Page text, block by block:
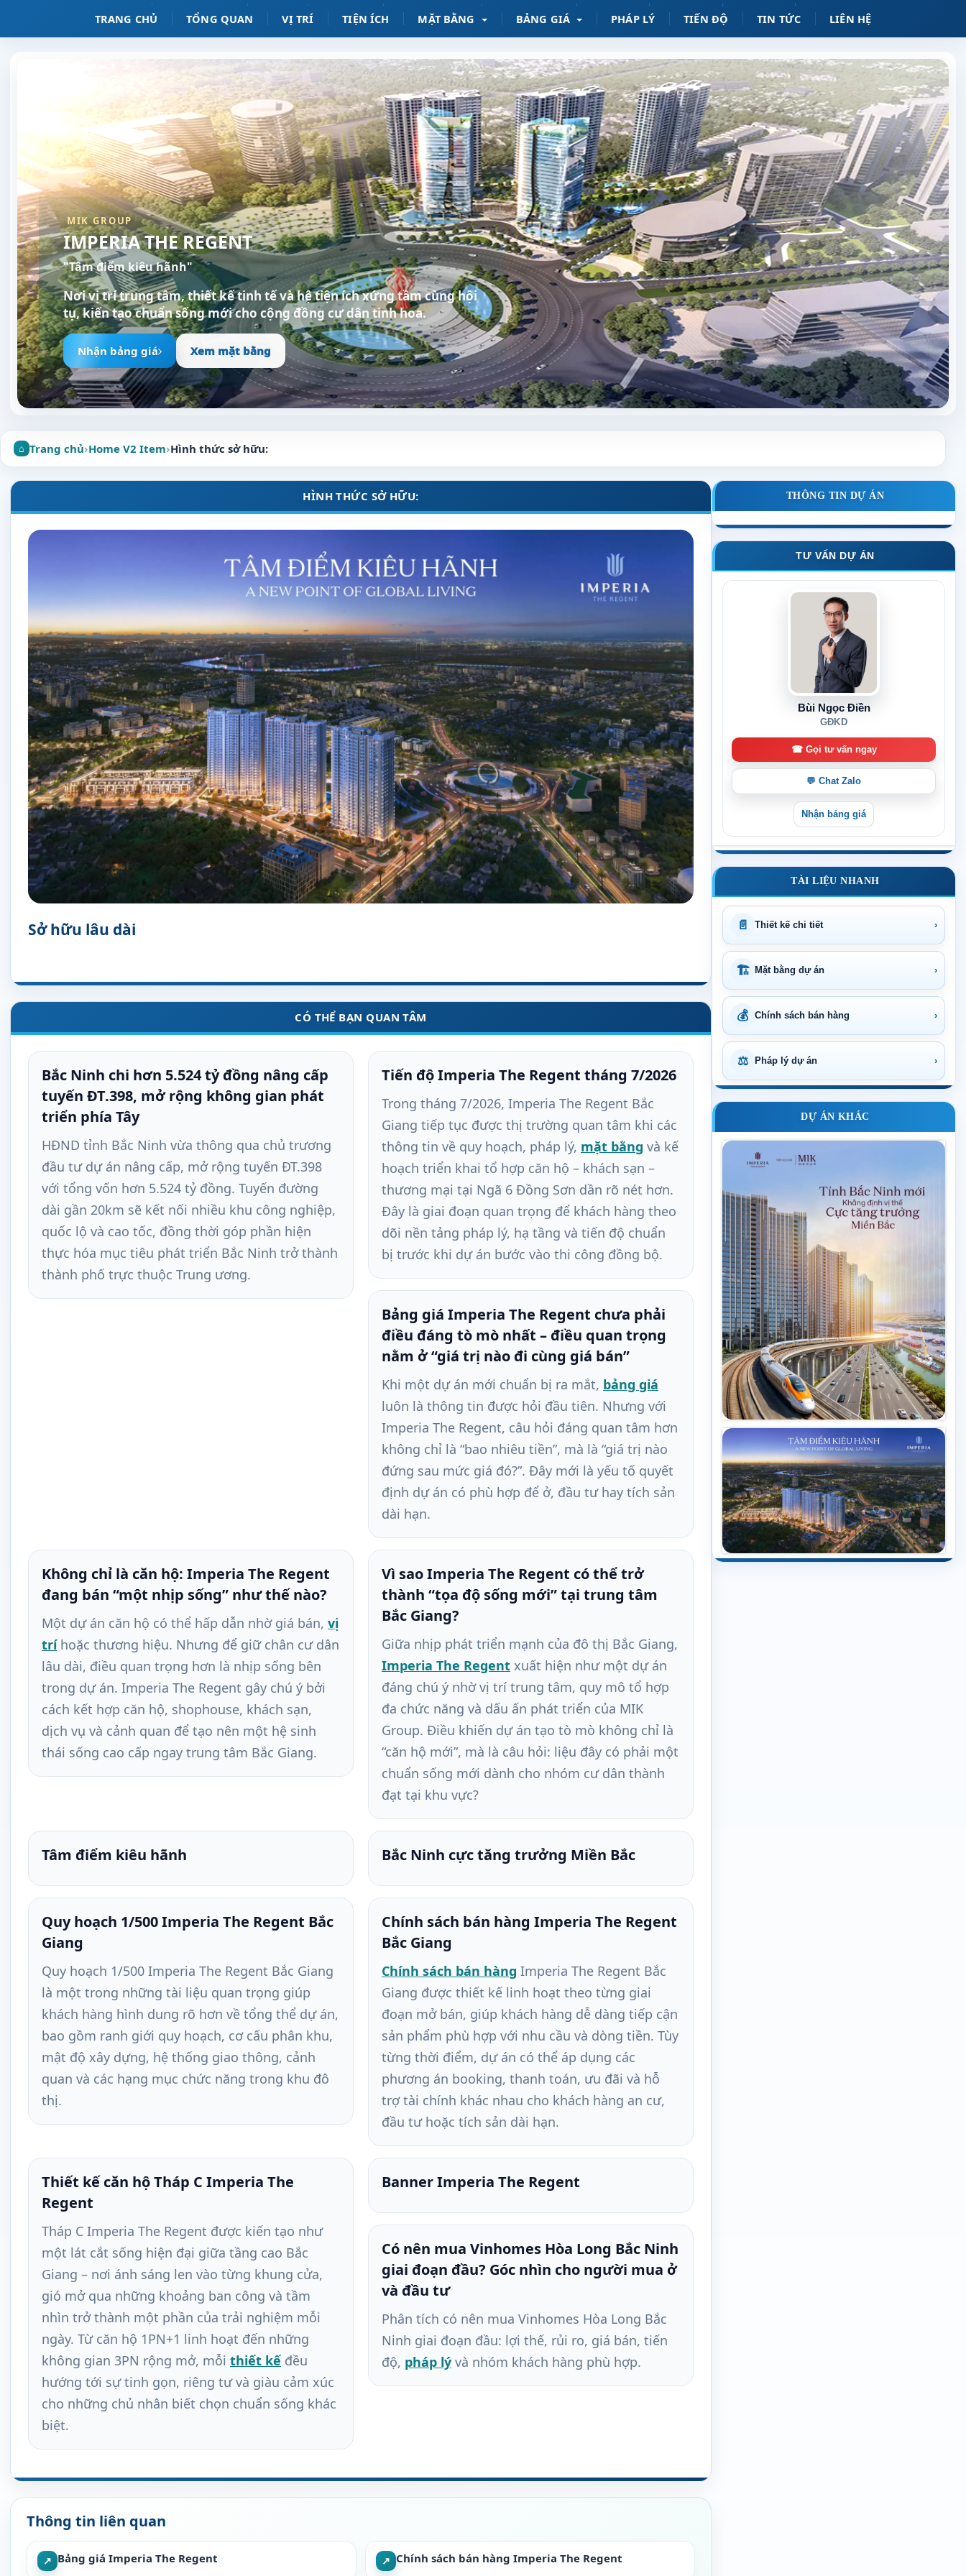
TRANG CHỦ TỔNG QUAN VỊ TRÍ TIỆN ÍCH MẶT BẰNG BẢNG GIÁ PHÁP LÝ TIẾN ĐỘ TIN TỨC LIÊN HỆ
MIK GROUP
IMPERIA THE REGENT
"Tâm điểm kiêu hãnh"
Nơi vị trí trung tâm, thiết kế tinh tế và hệ tiện ích xứng tầm cùng hội
tụ, kiến tạo chuẩn sống mới cho cộng đồng cư dân tinh hoa.
Nhận bảng giá Xem mặt bằng
Trang chủ›Home V2 Item›Hình thức sở hữu:
HÌNH THỨC SỞ HỮU:
Sở hữu lâu dài
CÓ THỂ BẠN QUAN TÂM
Bắc Ninh chi hơn 5.524 tỷ đồng nâng cấp
tuyến ĐT.398, mở rộng không gian phát
triển phía Tây
HĐND tỉnh Bắc Ninh vừa thông qua chủ trương
đầu tư dự án nâng cấp, mở rộng tuyến ĐT.398
với tổng vốn hơn 5.524 tỷ đồng. Tuyến đường
dài gần 20km sẽ kết nối nhiều khu công nghiệp,
quốc lộ và cao tốc, đồng thời góp phần hiện
thực hóa mục tiêu phát triển Bắc Ninh trở thành
thành phố trực thuộc Trung ương.
Tiến độ Imperia The Regent tháng 7/2026
Trong tháng 7/2026, Imperia The Regent Bắc
Giang tiếp tục được thị trường quan tâm khi các
thông tin về quy hoạch, pháp lý, mặt bằng và kế
hoạch triển khai tổ hợp căn hộ – khách sạn –
thương mại tại Ngã 6 Đồng Sơn dần rõ nét hơn.
Đây là giai đoạn quan trọng để khách hàng theo
dõi nền tảng pháp lý, hạ tầng và tiến độ chuẩn
bị trước khi dự án bước vào thi công đồng bộ.
Bảng giá Imperia The Regent chưa phải
điều đáng tò mò nhất – điều quan trọng
nằm ở “giá trị nào đi cùng giá bán”
Khi một dự án mới chuẩn bị ra mắt, bảng giá
luôn là thông tin được hỏi đầu tiên. Nhưng với
Imperia The Regent, câu hỏi đáng quan tâm hơn
không chỉ là “bao nhiêu tiền”, mà là “giá trị nào
đứng sau mức giá đó?”. Đây mới là yếu tố quyết
định dự án có phù hợp để ở, đầu tư hay tích sản
dài hạn.
Không chỉ là căn hộ: Imperia The Regent
đang bán “một nhịp sống” như thế nào?
Một dự án căn hộ có thể hấp dẫn nhờ giá bán, vị
tríhoặc thương hiệu. Nhưng để giữ chân cư dân
lâu dài, điều quan trọng hơn là nhịp sống bên
trong dự án. Imperia The Regent gây chú ý bởi
cách kết hợp căn hộ, shophouse, khách sạn,
dịch vụ và cảnh quan để tạo nên một hệ sinh
thái sống cao cấp ngay trung tâm Bắc Giang.
Vì sao Imperia The Regent có thể trở
thành “tọa độ sống mới” tại trung tâm
Bắc Giang?
Giữa nhịp phát triển mạnh của đô thị Bắc Giang,
Imperia The Regent xuất hiện như một dự án
đáng chú ý nhờ vị trí trung tâm, quy mô tổ hợp
đa chức năng và dấu ấn phát triển của MIK
Group. Điều khiến dự án tạo tò mò không chỉ là
“căn hộ mới”, mà là câu hỏi: liệu đây có phải một
chuẩn sống mới dành cho nhóm cư dân thành
đạt tại khu vực?
Tâm điểm kiêu hãnh Bắc Ninh cực tăng trưởng Miền Bắc
Quy hoạch 1/500 Imperia The Regent Bắc
Giang
Quy hoạch 1/500 Imperia The Regent Bắc Giang
là một trong những tài liệu quan trọng giúp
khách hàng hình dung rõ hơn về tổng thể dự án,
bao gồm ranh giới quy hoạch, cơ cấu phân khu,
mật độ xây dựng, hệ thống giao thông, cảnh
quan và các hạng mục chức năng trong khu đô
thị.
Chính sách bán hàng Imperia The Regent
Bắc Giang
Chính sách bán hàng Imperia The Regent Bắc
Giang được thiết kế linh hoạt theo từng giai
đoạn mở bán, giúp khách hàng dễ dàng tiếp cận
sản phẩm phù hợp với nhu cầu và dòng tiền. Tùy
từng thời điểm, dự án có thể áp dụng các
phương án booking, thanh toán, ưu đãi và hỗ
trợ tài chính khác nhau cho khách hàng an cư,
đầu tư hoặc tích sản dài hạn.
Thiết kế căn hộ Tháp C Imperia The
Regent
Tháp C Imperia The Regent được kiến tạo như
một lát cắt sống hiện đại giữa tầng cao Bắc
Giang – nơi ánh sáng len vào từng khung cửa,
gió mở qua những khoảng ban công và tầm
nhìn trở thành một phần của trải nghiệm mỗi
ngày. Từ căn hộ 1PN+1 linh hoạt đến những
không gian 3PN rộng mở, mỗi thiết kế đều
hướng tới sự tinh gọn, riêng tư và giàu cảm xúc
cho những chủ nhân biết chọn chuẩn sống khác
biệt.
Banner Imperia The Regent
Có nên mua Vinhomes Hòa Long Bắc Ninh
giai đoạn đầu? Góc nhìn cho người mua ở
và đầu tư
Phân tích có nên mua Vinhomes Hòa Long Bắc
Ninh giai đoạn đầu: lợi thế, rủi ro, giá bán, tiến
độ, pháp lý và nhóm khách hàng phù hợp.
Thông tin liên quan
↗ Bảng giá Imperia The Regent ↗ Chính sách bán hàng Imperia The Regent
THÔNG TIN DỰ ÁN
TƯ VẤN DỰ ÁN
Bùi Ngọc Điền
GĐKD
☎ Gọi tư vấn ngay
💬 Chat Zalo
Nhận bảng giá
TÀI LIỆU NHANH
📄 Thiết kế chi tiết ›
🏗 Mặt bằng dự án ›
💰 Chính sách bán hàng ›
⚖ Pháp lý dự án ›
DỰ ÁN KHÁC